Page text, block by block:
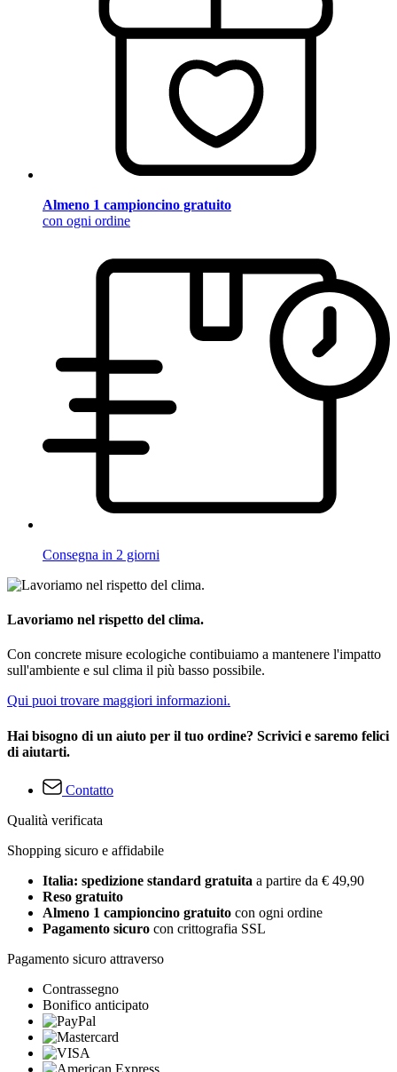
Almeno 1 campioncino gratuito
con ogni ordine
Consegna in 2 giorni
Lavoriamo nel rispetto del clima.
Con concrete misure ecologiche contibuiamo a mantenere l'impatto
sull'ambiente e sul clima il più basso possibile.
Qui puoi trovare maggiori informazioni.
Hai bisogno di un aiuto per il tuo ordine? Scrivici e saremo felici
di aiutarti.
Contatto
Qualità verificata
Shopping sicuro e affidabile
Italia: spedizione standard gratuita a partire da € 49,90
Reso gratuito
Almeno 1 campioncino gratuito con ogni ordine
Pagamento sicuro con crittografia SSL
Pagamento sicuro attraverso
Contrassegno
Bonifico anticipato